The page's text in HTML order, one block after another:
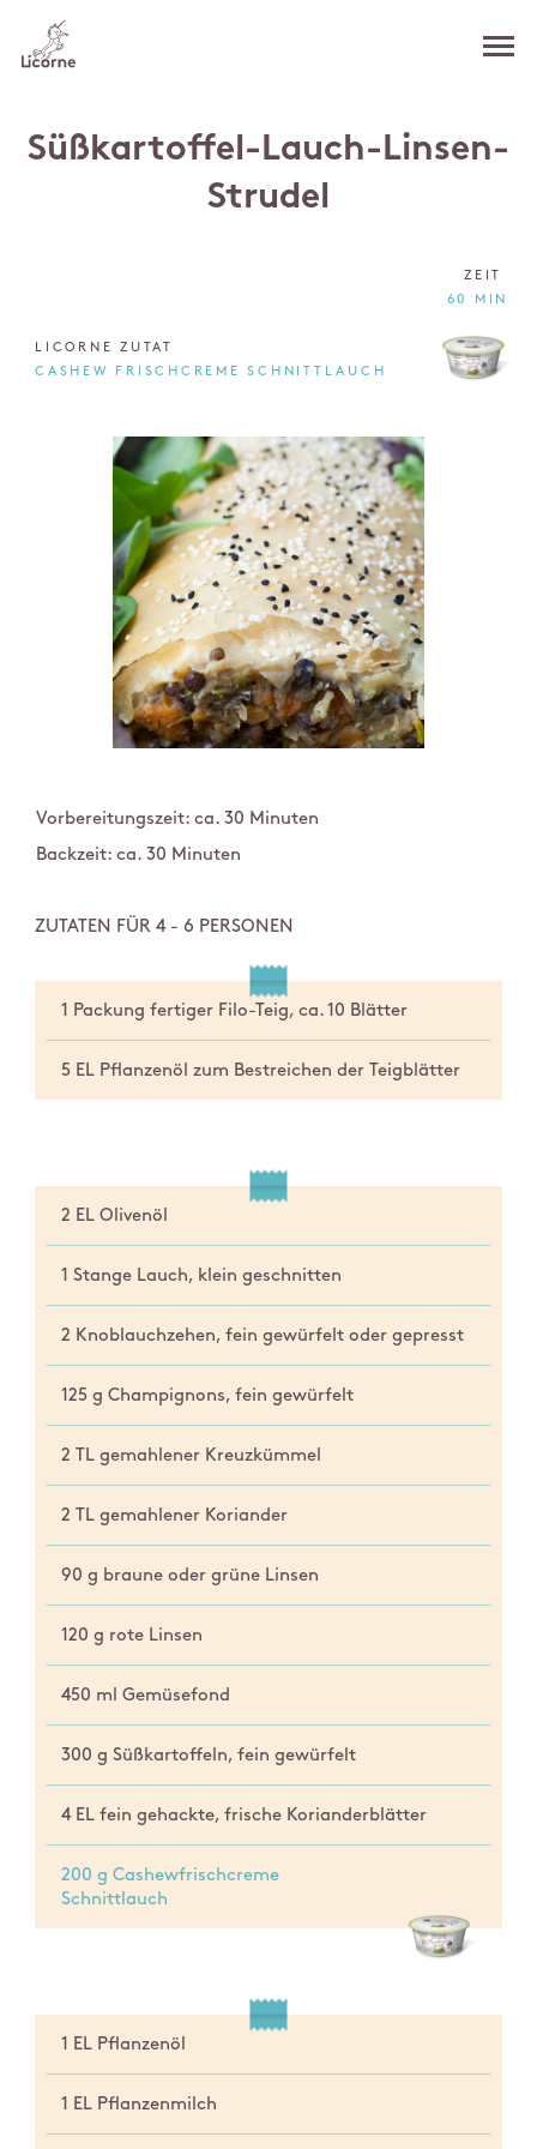
Süßkartoffel-Lauch-Linsen-
Strudel
ZEIT
60 MIN
LICORNE ZUTAT
CASHEW FRISCHCREME SCHNITTLAUCH
Vorbereitungszeit: ca. 30 Minuten
Backzeit: ca. 30 Minuten
ZUTATEN FÜR 4 - 6 PERSONEN
1 Packung fertiger Filo-Teig, ca. 10 Blätter
5 EL Pflanzenöl zum Bestreichen der Teigblätter
2 EL Olivenöl
1 Stange Lauch, klein geschnitten
2 Knoblauchzehen, fein gewürfelt oder gepresst
125 g Champignons, fein gewürfelt
2 TL gemahlener Kreuzkümmel
2 TL gemahlener Koriander
90 g braune oder grüne Linsen
120 g rote Linsen
450 ml Gemüsefond
300 g Süßkartoffeln, fein gewürfelt
4 EL fein gehackte, frische Korianderblätter
200 g Cashewfrischcreme
Schnittlauch
1 EL Pflanzenöl
1 EL Pflanzenmilch